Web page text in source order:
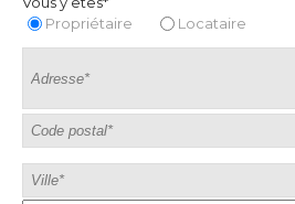
Propriétaire
Locataire